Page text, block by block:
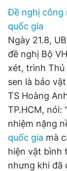
Đề nghị công
quốc gia
Ngày 21.8,
đề nghị Bộ
xét, trình Thủ
sen là bảo
TS Hoàng
TP.HCM, nói:
nhiệm nặng
quốc gia mà
hiện vật bình
nhưng khi đã